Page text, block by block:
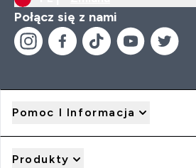
Połącz się z nami
Pomoc I Informacja
Produkty